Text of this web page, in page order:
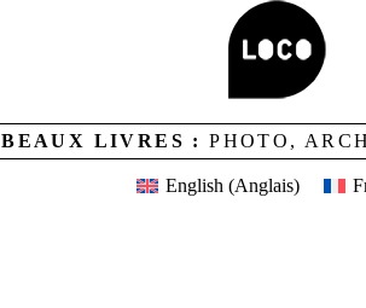
BEAUX LIVRES :PHOTO,
English (Anglais)